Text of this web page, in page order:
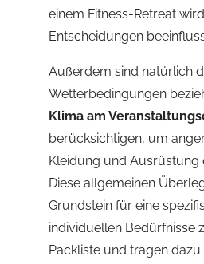
einem Fitness-Retreat
Entscheidungen
Außerdem sind natürlich
Wetterbedingungen
Klima am
berücksichtigen, um
Kleidung und Ausrüstung
Diese allgemeinen
Grundstein für eine
individuellen Bedürfnisse
Packliste und tragen dazu